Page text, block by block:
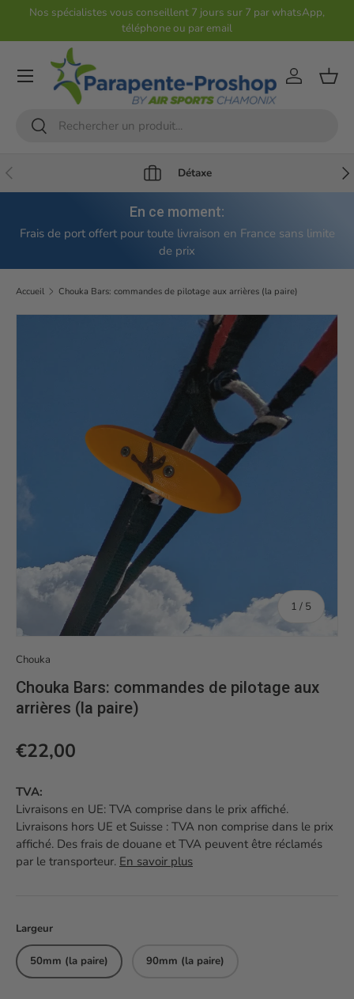
Nos spécialistes vous conseillent 7 jours sur 7 par whatsApp,
téléphone ou par email
Recherche
Rechercher
Compte
Précédent Détaxe
En ce moment:
Frais de port offert pour toute livraison en France sans limite
de prix
Accueil Chouka Bars: commandes de pilotage aux arrières (la paire)
Passer aux informations produits
1 / de
5
Chouka
Chouka Bars: commandes de pilotage aux
arrières (la paire)
Prix habituel
€22,00
TVA:
Livraisons en UE: TVA comprise dans le prix affiché.
Livraisons hors UE et Suisse : TVA non comprise dans le prix
affiché. Des frais de douane et TVA peuvent être réclamés
par le transporteur. En savoir plus
Largeur
50mm (la paire) 90mm (la paire)